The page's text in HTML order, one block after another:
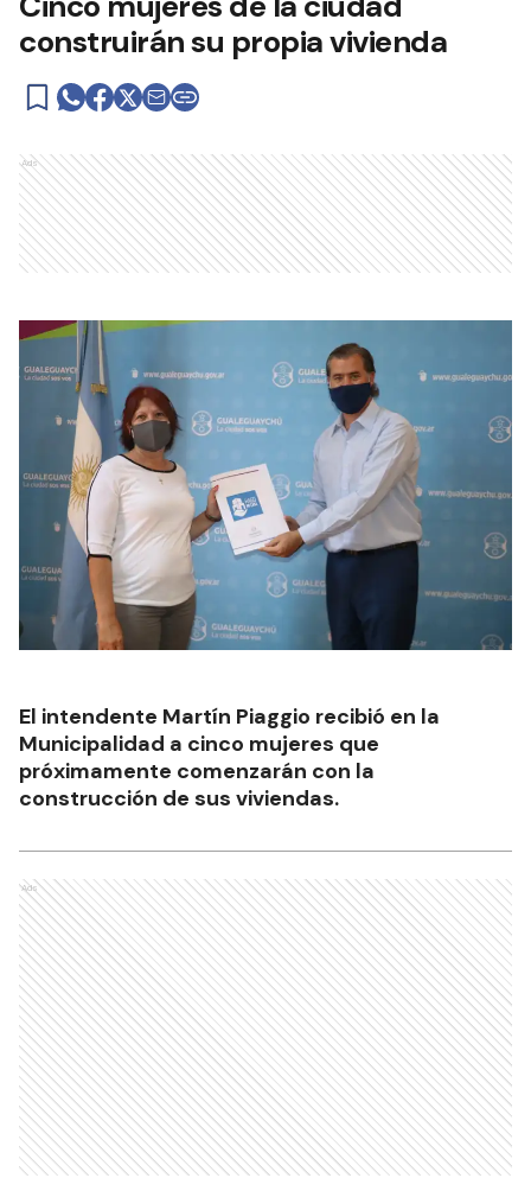
construirán su propia vivienda
Ads
El intendente Martín Piaggio recibió en la
Municipalidad a cinco mujeres que
próximamente comenzarán con la
construcción de sus viviendas.
Ads